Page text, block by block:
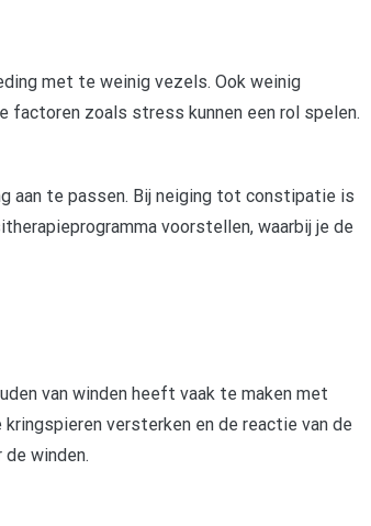
met te weinig vezels. Ook weinig
factoren zoals stress kunnen een rol spelen.
aan te passen. Bij neiging tot constipatie is
voorstellen, waarbij je de
van winden heeft vaak te maken met
versterken en de reactie van de
winden.